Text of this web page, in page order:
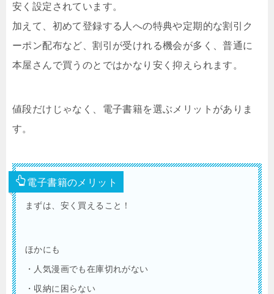
安く設定されています。
加えて、初めて登録する人への特典や定期的な割引ク
ーポン配布など、割引が受けれる機会が多く、普通に
本屋さんで買うのとではかなり安く抑えられます。
値段だけじゃなく、電子書籍を選ぶメリットがありま
す。
電子書籍のメリット
まずは、安く買えること！
ほかにも
・人気漫画でも在庫切れがない
・収納に困らない